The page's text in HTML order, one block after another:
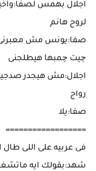
اجلال بهمس
لروح هانم
صفا:يونس مش معبرنى
چيت چمبها هيطلجنى
اجلال:مش هيجدر
رواج
صفا:يلا
==================
فى عربيه على اللى
شهد:بقولك ايه